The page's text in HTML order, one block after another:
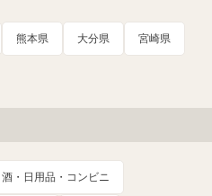
熊本県 大分県 宮崎県
・日用品・コンビニ